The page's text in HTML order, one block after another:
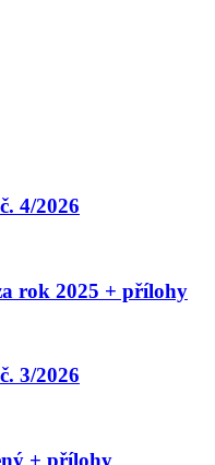
4/2026
rok 2025 + přílohy
3/2026
+ přílohy